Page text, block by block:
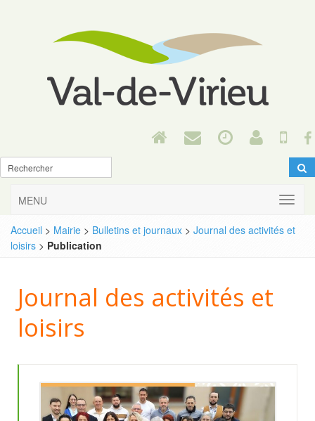
MENU
Accueil > Mairie > Bulletins et journaux > Journal des activités et
loisirs > Publication
Journal des activités et
loisirs